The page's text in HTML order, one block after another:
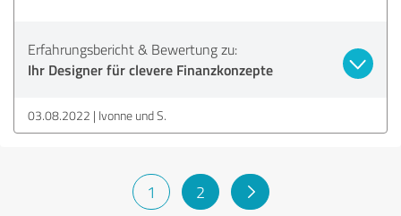
Erfahrungsbericht & Bewertung zu:
Ihr Designer für clevere Finanzkonzepte
03.08.2022 Ivonne und S.
1 2